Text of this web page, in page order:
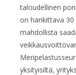
taloudellinen
on hankittava
mahdollista
yksityisiltä,